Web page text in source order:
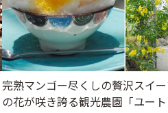
完熟マンゴー尽くしの贅沢スイ
の花が咲き誇る観光農園「ユー